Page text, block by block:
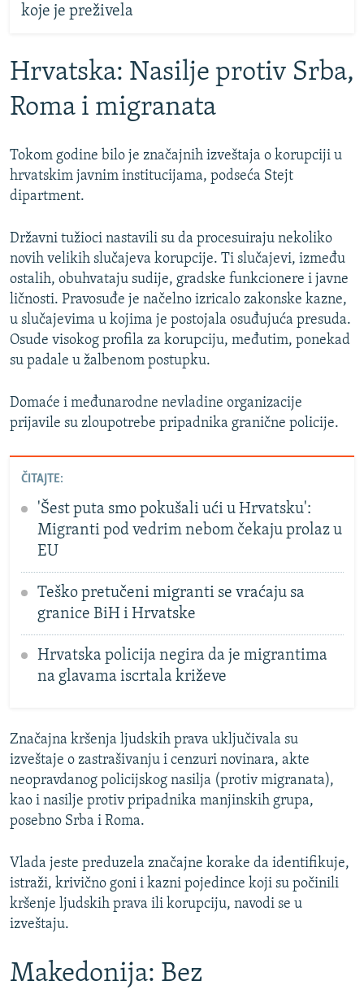
koje je preživela
Hrvatska: Nasilje protiv Srba,
Roma i migranata
Tokom godine bilo je značajnih izveštaja o korupciji u
hrvatskim javnim institucijama, podseća Stejt
dipartment.
Državni tužioci nastavili su da procesuiraju nekoliko
novih velikih slučajeva korupcije. Ti slučajevi, između
ostalih, obuhvataju sudije, gradske funkcionere i javne
ličnosti. Pravosuđe je načelno izricalo zakonske kazne,
u slučajevima u kojima je postojala osuđujuća presuda.
Osude visokog profila za korupciju, međutim, ponekad
su padale u žalbenom postupku.
Domaće i međunarodne nevladine organizacije
prijavile su zloupotrebe pripadnika granične policije.
ČITAJTE:
'Šest puta smo pokušali ući u Hrvatsku':
Migranti pod vedrim nebom čekaju prolaz u
EU
Teško pretučeni migranti se vraćaju sa
granice BiH i Hrvatske
Hrvatska policija negira da je migrantima
na glavama iscrtala križeve
Značajna kršenja ljudskih prava uključivala su
izveštaje o zastrašivanju i cenzuri novinara, akte
neopravdanog policijskog nasilja (protiv migranata),
kao i nasilje protiv pripadnika manjinskih grupa,
posebno Srba i Roma.
Vlada jeste preduzela značajne korake da identifikuje,
istraži, krivično goni i kazni pojedince koji su počinili
kršenje ljudskih prava ili korupciju, navodi se u
izveštaju.
Makedonija: Bez